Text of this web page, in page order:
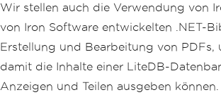
Wir stellen auch die Verwendung von
von Iron Software entwickelten .NET-
Erstellung und Bearbeitung von PDFs,
damit die Inhalte einer LiteDB-
Anzeigen und Teilen ausgeben können.